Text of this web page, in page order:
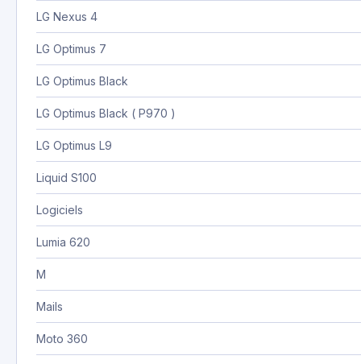
LG Nexus 4
LG Optimus 7
LG Optimus Black
LG Optimus Black ( P970 )
LG Optimus L9
Liquid S100
Logiciels
Lumia 620
M
Mails
Moto 360